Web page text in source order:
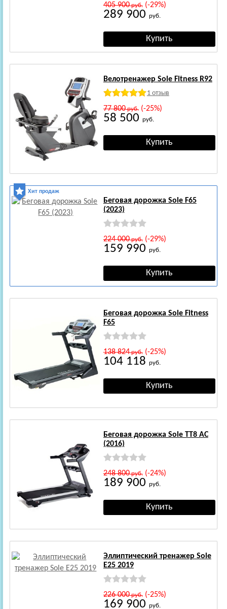
405 900руб.(-29%)
289 900 руб.
Велотренажер Sole Fitness R92
1 отзыв
77 800руб.(-25%)
58 500 руб.
Хит продаж
Беговая дорожка Sole F65
(2023)
224 000руб.(-29%)
159 990 руб.
Беговая дорожка Sole Fitness
F65
138 824руб.(-25%)
104 118 руб.
Беговая дорожка Sole TT8 AC
(2016)
248 800руб.(-24%)
189 900 руб.
Эллиптический тренажер Sole
E25 2019
226 000руб.(-25%)
169 900 руб.